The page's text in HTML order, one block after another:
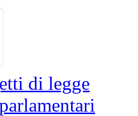
di legge